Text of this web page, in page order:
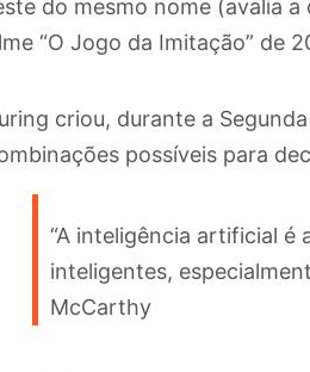
do mesmo nome (avalia a
“O Jogo da Imitação” de
criou, durante a
possíveis para
“A inteligência artificial é
inteligentes,
McCarthy